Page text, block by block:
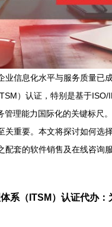
业信息化水平与服务质量已
）认证，特别是基于ISO/
管理能力国际化的关键标尺
关重要。本文将探讨如何选
配套的软件销售及在线咨询
系（ITSM）认证代办：